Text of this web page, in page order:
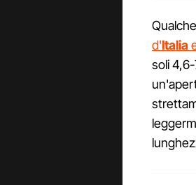
d'Italia
soli